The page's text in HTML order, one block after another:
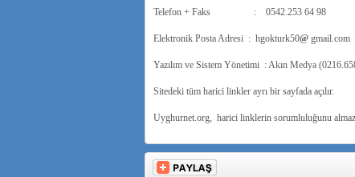
Telefon + Faks : 0542.253 64 98
Elektronik Posta Adresi : hgokturk50@gmail.com
Yazılım ve Sistem Yönetimi : Akın Medya
Sitedeki tüm harici linkler ayrı bir sayfada açılır.
Uyghurnet.org, harici linklerin sorumluluğunu